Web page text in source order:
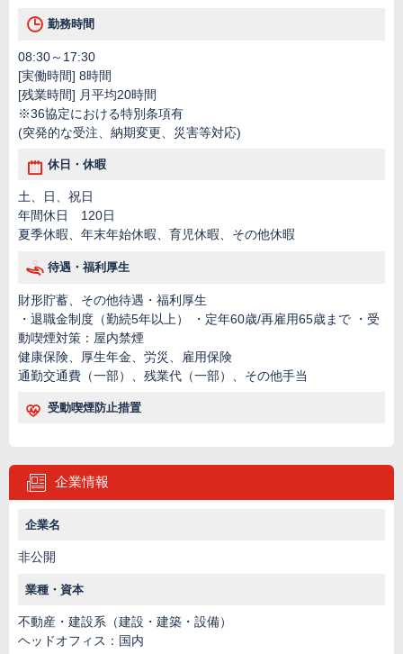
勤務時間
08:30～17:30
[実働時間] 8時間
[残業時間] 月平均20時間
※36協定における特別条項有
(突発的な受注、納期変更、災害等対応)
休日・休暇
土、日、祝日
年間休日 120日
夏季休暇、年末年始休暇、育児休暇、その他休暇
待遇・福利厚生
財形貯蓄、その他待遇・福利厚生
・退職金制度（勤続5年以上） ・定年60歳/再雇用65歳まで ・受
動喫煙対策：屋内禁煙
健康保険、厚生年金、労災、雇用保険
通勤交通費（一部）、残業代（一部）、その他手当
受動喫煙防止措置
企業情報
企業名
非公開
業種・資本
不動産・建設系（建設・建築・設備）
ヘッドオフィス：国内